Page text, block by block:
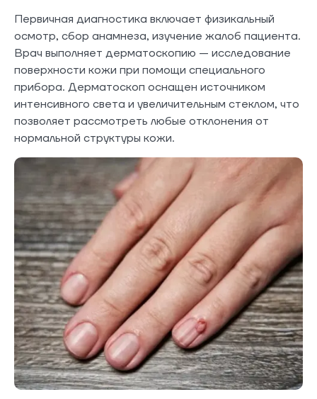
Первичная диагностика включает физикальный
осмотр, сбор анамнеза, изучение жалоб пациента.
Врач выполняет дерматоскопию — исследование
поверхности кожи при помощи специального
прибора. Дерматоскоп оснащен источником
интенсивного света и увеличительным стеклом, что
позволяет рассмотреть любые отклонения от
нормальной структуры кожи.